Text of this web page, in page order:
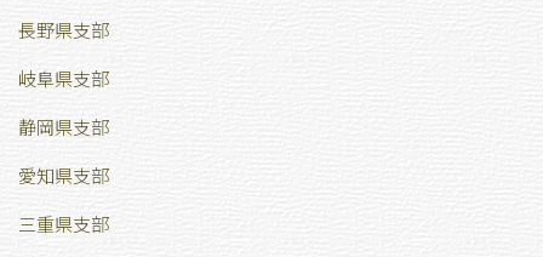
長野県支部
岐阜県支部
静岡県支部
愛知県支部
三重県支部